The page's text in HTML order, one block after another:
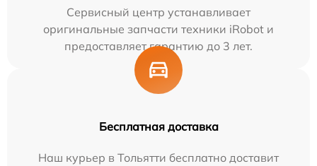
Сервисный центр устанавливает
оригинальные запчасти техники iRobot и
предоставляет гарантию до 3 лет.
Бесплатная доставка
Наш курьер в Тольятти бесплатно доставит